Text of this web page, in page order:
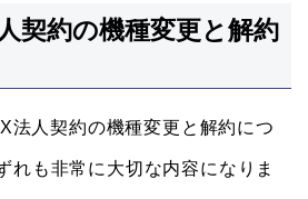
契約の機種変更と解約
法人契約の機種変更と解約につ
れも非常に大切な内容になりま